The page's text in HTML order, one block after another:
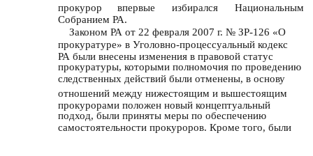
прокурор
впервые избирался
Национальным
Собранием РА.
Законом РА от 22 февраля 2007 г. № ЗР-126 «О
прокуратуре» в Уголовно-процессуальный кодекс
РА были внесены изменения в правовой статус
прокуратуры, которыми полномочия по проведению
следственных действий были отменены, в основу
отношений между нижестоящим и вышестоящим
прокурорами положен новый концептуальный
подход, были приняты меры по обеспечению
самостоятельности прокуроров. Кроме того, были